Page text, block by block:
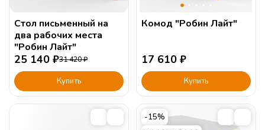
Стол письменный на
два рабочих места
"Робин Лайт"
25 140 ₽31 420₽
Купить
Комод "Робин Лайт"
17 610 ₽
Купить
-15%